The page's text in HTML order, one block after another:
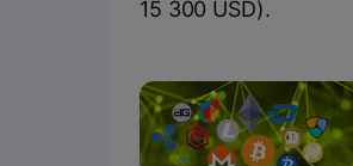
15 300 USD).